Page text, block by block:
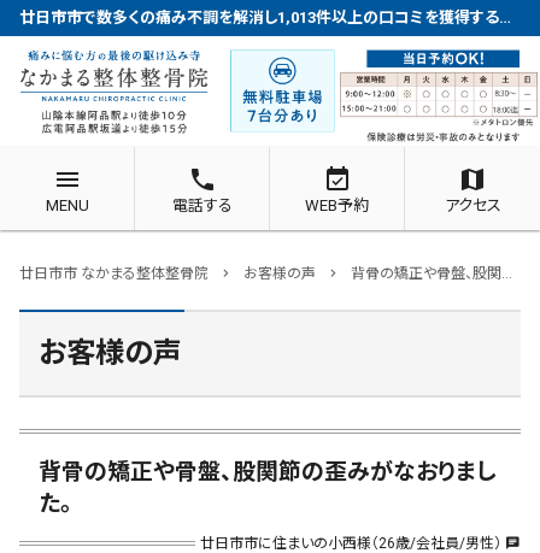
廿日市市で数多くの痛み不調を解消し1,013件以上の口コミを獲得する整体院
menu
MENU
phone
電話する
event_available
WEB予約
map
アクセス
廿日市市 なかまる整体整骨院 chevron_right お客様の声 chevron_right 背骨の矯正や骨盤、股関節の歪みがなおりました。
お客様の声
背骨の矯正や骨盤、股関節の歪みがなおりまし
た。
廿日市市に住まいの小西様（26歳/会社員/男性） chat